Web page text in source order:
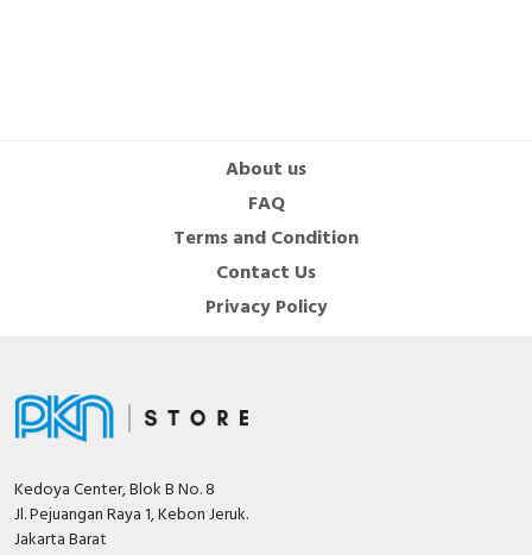
About us
FAQ
Terms and Condition
Contact Us
Privacy Policy
Kedoya Center, Blok B No. 8
Jl. Pejuangan Raya 1, Kebon Jeruk.
Jakarta Barat